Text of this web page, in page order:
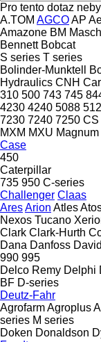
Pro tento dotaz
A.TOM AGCOAP
Amazone BM
Bennett Bobcat
S series T series
Bolinder-Munktell
Hydraulics CNH
310 500 743 745
4230 4240 5088
7230 7240 7250 CS
MXM MXU Magnum
Case
450
Caterpillar
735 950 C-series
Challenger Claas
AresArion Atles
Nexos Tucano
Clark Clark-Hurth
Dana Danfoss
990 995
Delco Remy Delphi
BF D-series
Deutz-Fahr
AgrofarmAgroplus
series M series
Doken Donaldson